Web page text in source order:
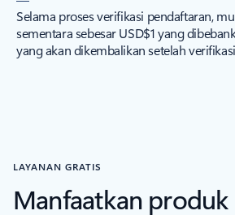
Selama proses verifikasi pendaftaran,
sementara sebesar USD$1 yang
yang akan dikembalikan setelah
LAYANAN GRATIS
Manfaatkan